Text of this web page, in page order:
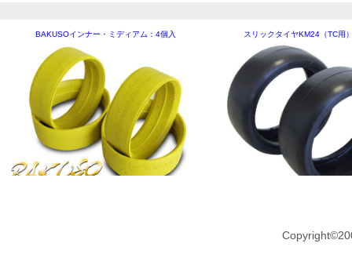
BAKUSOインナー・ミディアム：4個入 スリックタイヤKM24（TC用